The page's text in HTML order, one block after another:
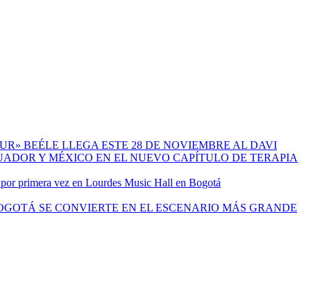
BEÉLE LLEGA ESTE 28 DE NOVIEMBRE AL DAVI
primera vez en Lourdes Music Hall en Bogotá
SE CONVIERTE EN EL ESCENARIO MÁS GRANDE